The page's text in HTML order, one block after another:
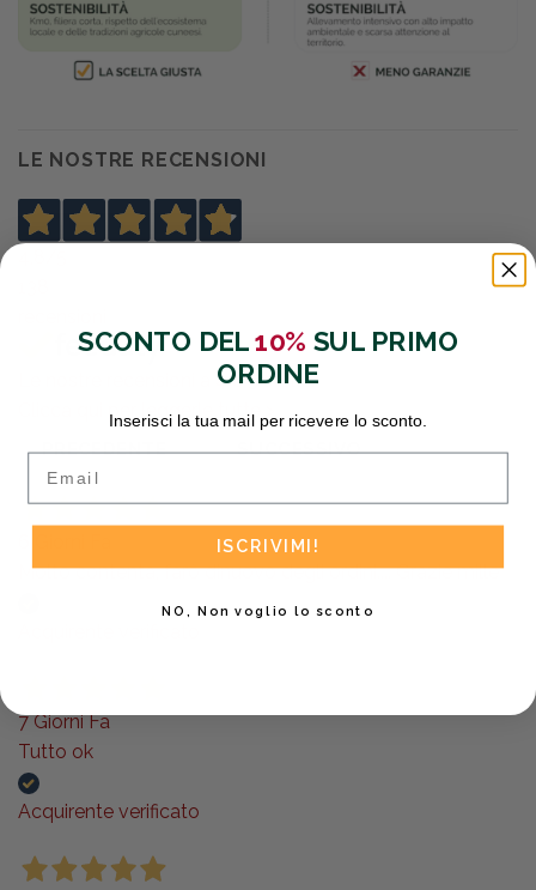
LE NOSTRE RECENSIONI
Le nostre recensioni a 4 e 5 stelle.
Clicca qui per leggerle tutte >
PRECEDENTE
SUCCESSIVO
Molto contenta, farò dinuovo degli ordini.... Grazie mille
7 Giorni Fa
Tutto ok
Acquirente verificato
SCONTO DEL10% SUL PRIMO
ORDINE
Inserisci la tua mail per ricevere lo sconto.
Email
ISCRIVIMI!
NO, Non voglio lo sconto